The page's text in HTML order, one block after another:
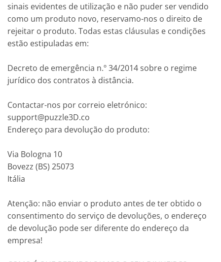
sinais evidentes de utilização e não puder ser vendido
como um produto novo, reservamo-nos o direito de
rejeitar o produto. Todas estas cláusulas e condições
estão estipuladas em:
Decreto de emergência n.º 34/2014 sobre o regime
jurídico dos contratos à distância.
Contactar-nos por correio eletrónico:
support@puzzle3D.co
Endereço para devolução do produto:
Via Bologna 10
Bovezz (BS) 25073
Itália
Atenção: não enviar o produto antes de ter obtido o
consentimento do serviço de devoluções, o endereço
de devolução pode ser diferente do endereço da
empresa!